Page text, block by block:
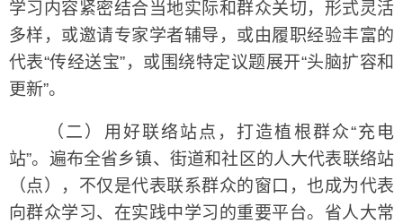
学习内容紧密结合当地实际和群众关切，形式灵活
多样，或邀请专家学者辅导，或由履职经验丰富的
代表“传经送宝”，或围绕特定议题展开“头脑扩容和
更新”。
（二）用好联络站点，打造植根群众“充电
站”。遍布全省乡镇、街道和社区的人大代表联络站
（点），不仅是代表联系群众的窗口，也成为代表
向群众学习、在实践中学习的重要平台。省人大常